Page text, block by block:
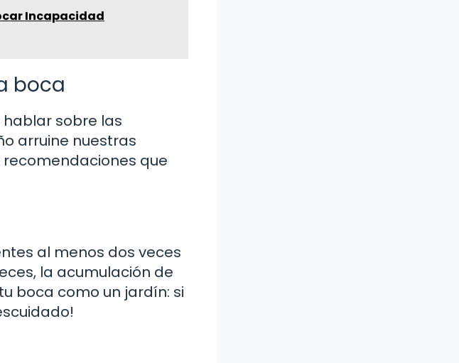
Incapacidad
boca
sobre las
arruine nuestras
que
al menos dos veces
la acumulación de
boca como un jardín: si